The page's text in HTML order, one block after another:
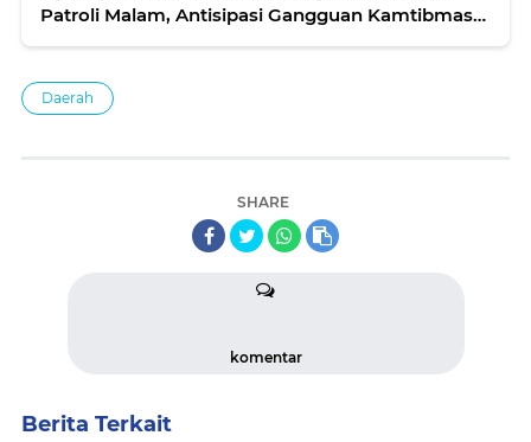
Patroli Malam, Antisipasi Gangguan Kamtibmas
Daerah
SHARE
komentar
Berita Terkait